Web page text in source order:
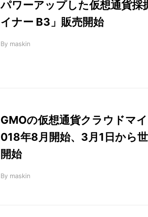
パワーアップした仮想通貨採
イナー B3」販売開始
By maskin
GMOの仮想通貨クラウドマ
018年8月開始、3月1日から
開始
By maskin